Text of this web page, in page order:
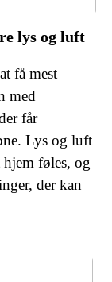
lys og luft
få mest
med
får
Lys og luft
føles, og
der kan